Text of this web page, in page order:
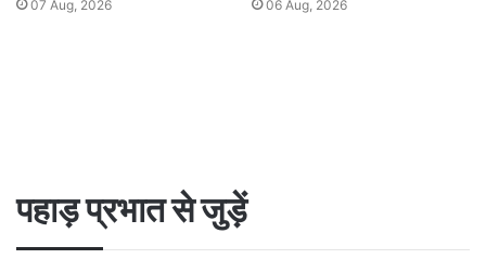
07 Aug, 2026 06 Aug, 2026
पहाड़ प्रभात से जुड़ें